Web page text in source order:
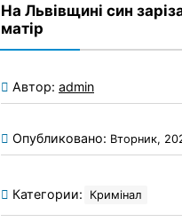
На Львівщині син
матір
Автор: admin
Опубликовано: Вторник,
Категории: Кримінал